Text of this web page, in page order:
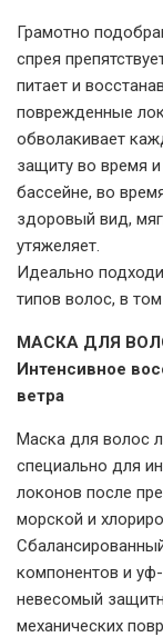
Грамотно
спрея
питает и
поврежденные
обволакивает
защиту во время
бассейне, во
здоровый вид,
утяжеляет.
Идеально
типов волос, в
МАСКА ДЛЯ
Интенсивное
ветра
Маска для волос
специально для
локонов после
морской и
компонентов и
невесомый
механических